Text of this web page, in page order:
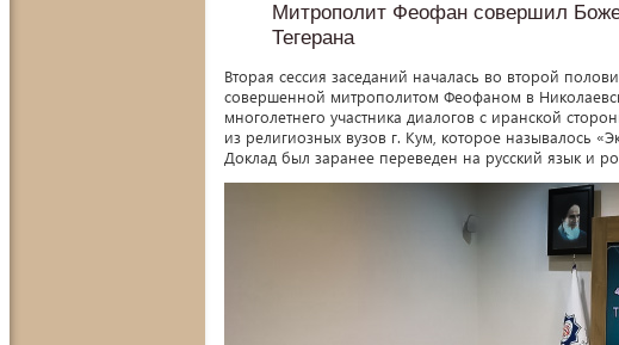
Митрополит Феофан совершил
Тегерана
Вторая сессия заседаний началась во второй
совершенной митрополитом Феофаном в
многолетнего участника диалогов с иранской
из религиозных вузов г. Кум, которое называлось
Доклад был заранее переведен на русский язык и